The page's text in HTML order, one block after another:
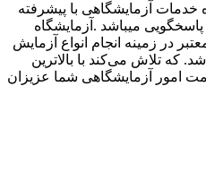
خدمات آزمایشگاهی با پیشرفته
میباشد .آزمایشگاه
در زمینه انجام انواع آزمایش
که تلاش می‌کند با بالاترین
امور آزمایشگاهی شما عزیزان